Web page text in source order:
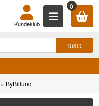
0
Kundeklub
» ByBillund